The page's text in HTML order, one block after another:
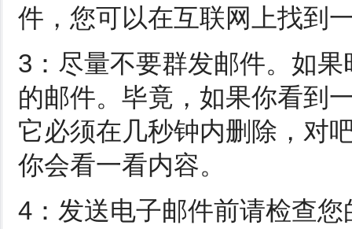
件，您可以在互联网上找到
3：尽量不要群发邮件。如
的邮件。毕竟，如果你看到
它必须在几秒钟内删除，对
你会看一看内容。
4：发送电子邮件前请检查